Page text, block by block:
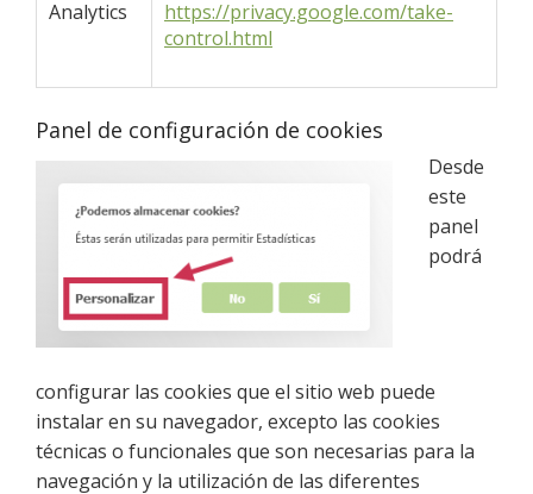
Analytics
https://privacy.google.com/take-
control.html
Panel de configuración de cookies
Desde
este
panel
podrá
configurar las cookies que el sitio web puede
instalar en su navegador, excepto las cookies
técnicas o funcionales que son necesarias para la
navegación y la utilización de las diferentes